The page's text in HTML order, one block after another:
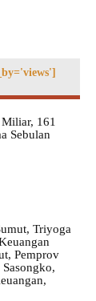
161
Sebulan
Triyoga
Pemprov